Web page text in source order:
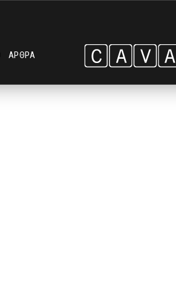
ΑΡΘΡΑ